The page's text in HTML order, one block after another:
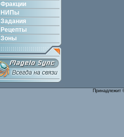
Фракции
НИПы
Задания
Рецепты
Зоны
Принадлежит